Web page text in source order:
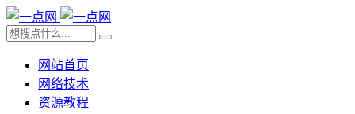
网站首页
网络技术
资源教程